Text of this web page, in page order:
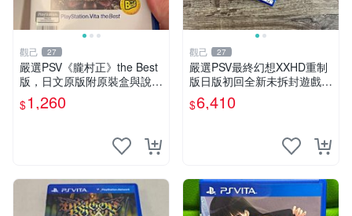
觀己 27
嚴選PSV《朧村正》the Best
版，日文原版附原裝盒與說明
書，成色近新，保存良好，遊
戲卡帶齊全且插拔頻率低，運
$1,260
觀己 27
嚴選PSV最終幻想XXHD重制
版日版初回全新未拆封遊戲合
集 線玩 香港版
$6,410